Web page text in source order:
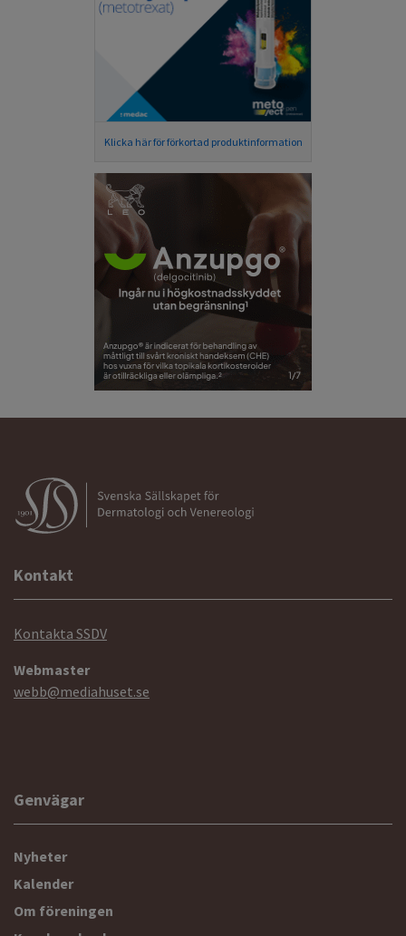
Klicka här för förkortad produktinformation
Kontakt
Kontakta SSDV
Webmaster
webb@mediahuset.se
Genvägar
Nyheter
Kalender
Om föreningen